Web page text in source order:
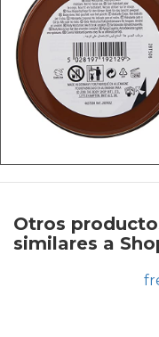
Otros
similares a